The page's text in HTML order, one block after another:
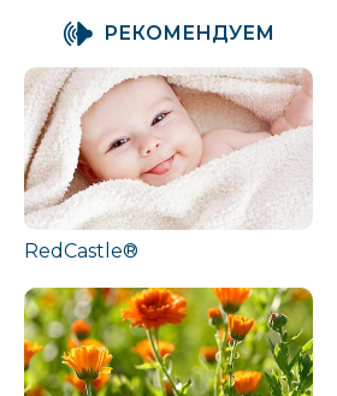
богаты, чтобы покупать дешевые
богаты, чтобы
вещи!
как кофе, мы можем
которая должна
достигнет потребителя и
итоге определяет цену. Если
PЕКОМЕНДУЕМ
RedCastle®